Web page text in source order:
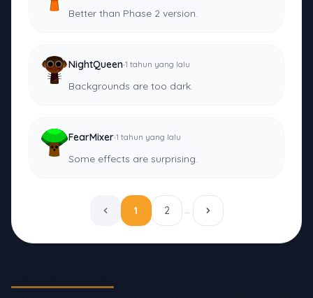
Better than Phase 2 version.
NightQueen·1 tahun yang lalu
Backgrounds are too dark.
FearMixer·1 tahun yang lalu
Some effects are surprising.
1 2 …